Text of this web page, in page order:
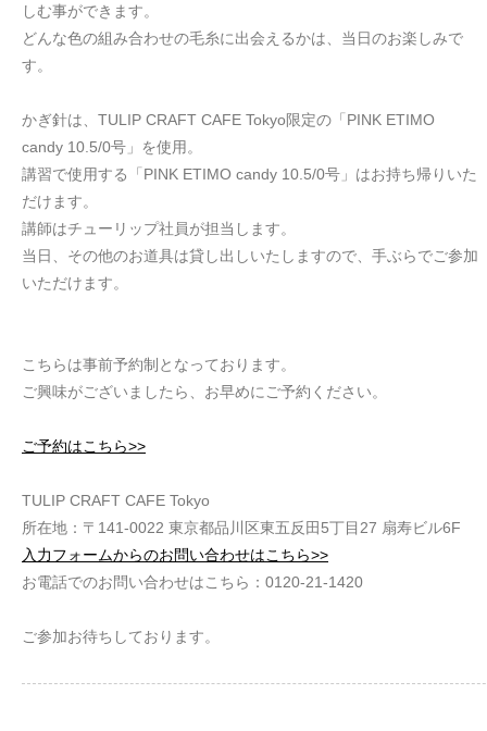
しむ事ができます。
どんな色の組み合わせの毛糸に出会えるかは、当日のお楽しみで
す。
かぎ針は、TULIP CRAFT CAFE Tokyo限定の「PINK ETIMO
candy 10.5/0号」を使用。
講習で使用する「PINK ETIMO candy 10.5/0号」はお持ち帰りいた
だけます。
講師はチューリップ社員が担当します。
当日、その他のお道具は貸し出しいたしますので、手ぶらでご参加
いただけます。
こちらは事前予約制となっております。
ご興味がございましたら、お早めにご予約ください。
ご予約はこちら>>
TULIP CRAFT CAFE Tokyo
所在地：〒141-0022 東京都品川区東五反田5丁目27 扇寿ビル6F
入力フォームからのお問い合わせはこちら>>
お電話でのお問い合わせはこちら：0120-21-1420
ご参加お待ちしております。